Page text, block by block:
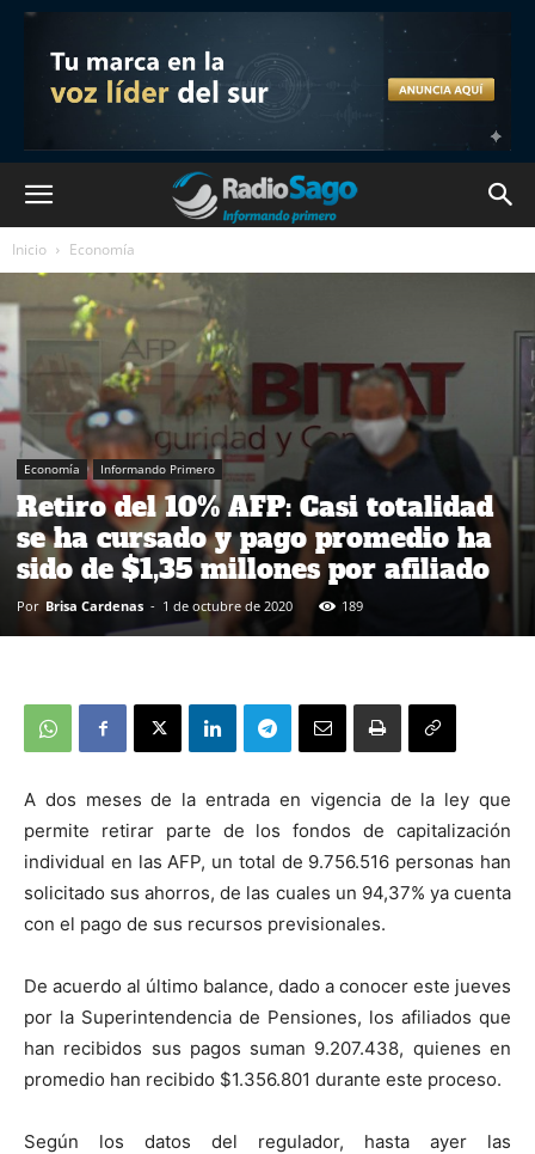
Inicio Economía
Economía Informando Primero
Retiro del 10% AFP: Casi totalidad
se ha cursado y pago promedio ha
sido de $1,35 millones por afiliado
Por Brisa Cardenas - 1 de octubre de 2020 189
A dos meses de la entrada en vigencia de la ley que
permite retirar parte de los fondos de capitalización
individual en las AFP, un total de 9.756.516 personas han
solicitado sus ahorros, de las cuales un 94,37% ya cuenta
con el pago de sus recursos previsionales.
De acuerdo al último balance, dado a conocer este jueves
por la Superintendencia de Pensiones, los afiliados que
han recibidos sus pagos suman 9.207.438, quienes en
promedio han recibido $1.356.801 durante este proceso.
Según los datos del regulador, hasta ayer las